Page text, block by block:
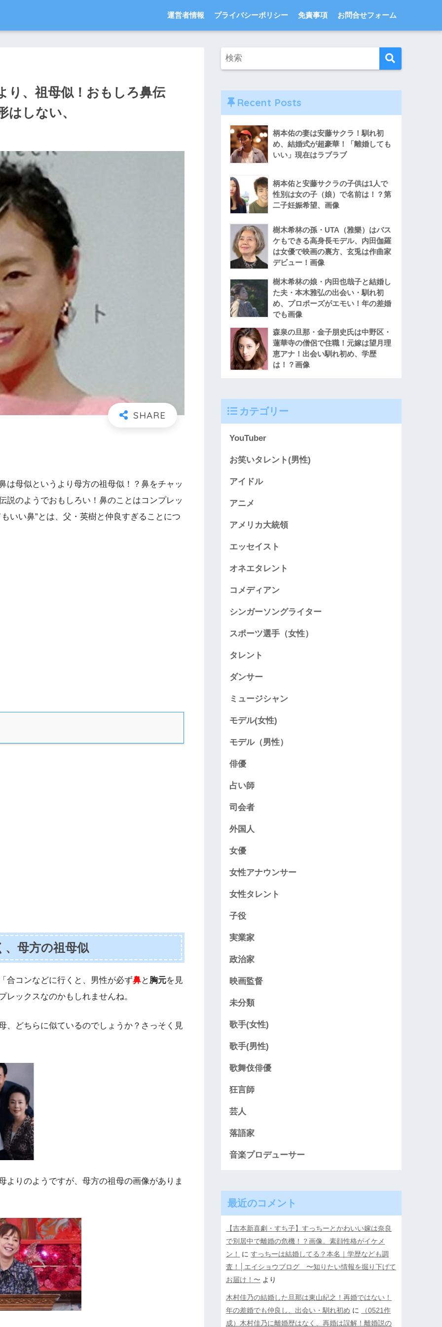
運営者情報 プライバシーポリシー 免責事項 お問合せフォーム
り、祖母似！おもしろ鼻伝
はしない、
は母似というより母方の祖母似！？鼻をチャッ
説のようでおもしろい！鼻のことはコンプレッ
いい鼻”とは、父・英樹と仲良すぎることにつ
、母方の祖母似
合コンなどに行くと、男性が必ず鼻と 胸元を見
ックスなのかもしれませんね。
、どちらに似ているのでしょうか？さっそく見
よりのようですが、母方の祖母の画像がありま
Recent Posts
柄本佑の妻は安藤サクラ！馴れ初
め、結婚式が超豪華！「離婚しても
いい」現在はラブラブ
柄本佑と安藤サクラの子供は1人で
性別は女の子（娘）で名前は！？第
二子妊娠希望、画像
樹木希林の孫・UTA（雅樂）はバス
ケもできる高身長モデル、内田伽羅
は女優で映画の裏方、玄兎は作曲家
デビュー！画像
樹木希林の娘・内田也哉子と結婚し
た夫・本木雅弘の出会い・馴れ初
め、プロポーズがエモい！年の差婚
でも画像
森泉の旦那・金子朋史氏は中野区・
蓮華寺の僧侶で住職！元嫁は望月理
恵アナ！出会い馴れ初め、学歴
は！？画像
カテゴリー
YouTuber
お笑いタレント(男性)
アイドル
アニメ
アメリカ大統領
エッセイスト
オネエタレント
コメディアン
シンガーソングライター
スポーツ選手（女性）
タレント
ダンサー
ミュージシャン
モデル(女性)
モデル（男性）
俳優
占い師
司会者
外国人
女優
女性アナウンサー
女性タレント
子役
実業家
政治家
映画監督
未分類
歌手(女性)
歌手(男性)
歌舞伎俳優
狂言師
芸人
落語家
音楽プロデューサー
最近のコメント
【吉本新喜劇・すち子】すっちーとかわいい嫁は奈良
で別居中で離婚の危機！？画像。素顔性格がイケメ
ン！
にすっちーは結婚してる？本名｜学歴なども調
査！│エイショウブログ 〜知りたい情報を掘り下げて
お届け！〜 より
木村佳乃の結婚した旦那は東山紀之！再婚ではない！
年の差婚でも仲良し、出会い・馴れ初め に
（0521作
成）木村佳乃に離婚歴はなく、再婚は誤解！離婚説の